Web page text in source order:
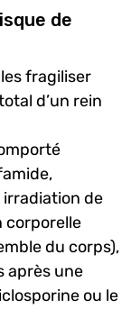
de
fragiliser
d’un rein
de
corporelle
du corps),
après une
ou le